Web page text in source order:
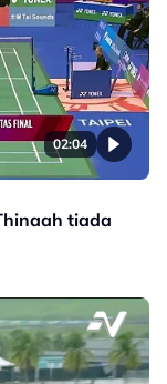
02:04
tiada